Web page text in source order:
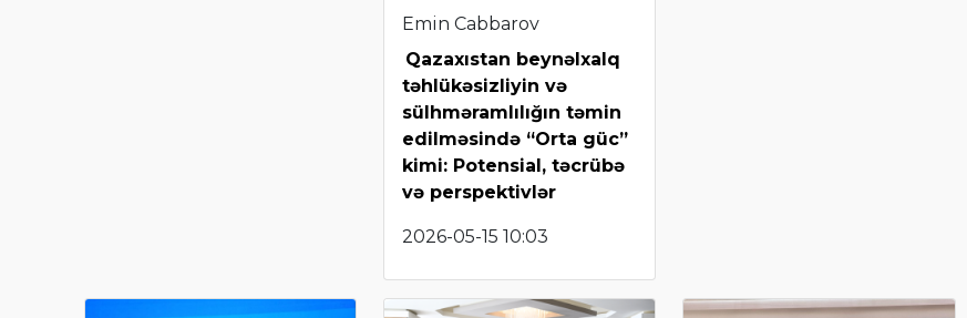
Emin Cabbarov
Qazaxıstan beynəlxalq
təhlükəsizliyin və
sülhməramlılığın təmin
edilməsində “Orta güc”
kimi: Potensial, təcrübə
və perspektivlər
2026-05-15 10:03